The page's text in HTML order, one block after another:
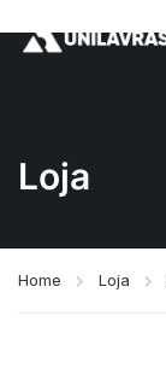
Loja
Home Loja